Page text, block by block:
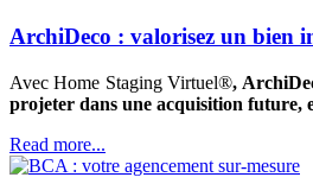
ArchiDeco : valorisez un bien
Avec Home Staging Virtuel®,
projeter dans une acquisition future,
Read more...